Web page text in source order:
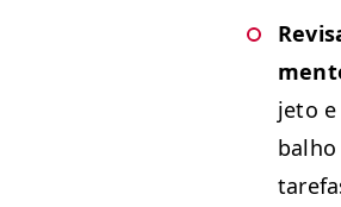
je­to